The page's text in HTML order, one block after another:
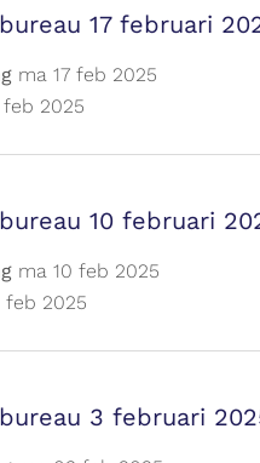
17 februari
ma 17 feb 2025
feb 2025
10 februari
ma 10 feb 2025
feb 2025
3 februari